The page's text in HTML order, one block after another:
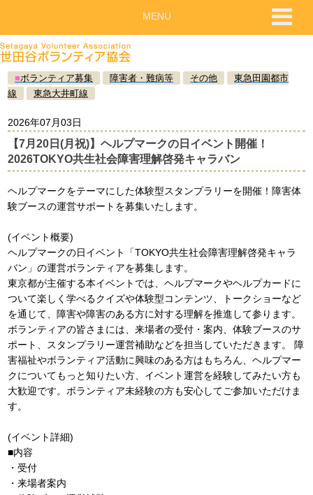
■ボランティア募集 障害者・難病等 その他
東急田園都市
線
東急大井町線
2026年07月03日
【7月20日(月祝)】ヘルプマークの日イベント開催！
2026TOKYO共生社会障害理解啓発キャラバン
ヘルプマークをテーマにした体験型スタンプラリーを開催！障害体
験ブースの運営サポートを募集いたします。
(イベント概要)
ヘルプマークの日イベント「TOKYO共生社会障害理解啓発キャラ
バン」の運営ボランティアを募集します。
東京都が主催する本イベントでは、ヘルプマークやヘルプカードに
ついて楽しく学べるクイズや体験型コンテンツ、トークショーなど
を通じて、障害や障害のある方に対する理解を推進して参ります。
ボランティアの皆さまには、来場者の受付・案内、体験ブースのサ
ポート、スタンプラリー運営補助などを担当していただきます。 障
害福祉やボランティア活動に興味のある方はもちろん、ヘルプマー
クについてもっと知りたい方、イベント運営を経験してみたい方も
大歓迎です。ボランティア未経験の方も安心してご参加いただけま
す。
(イベント詳細)
■内容
・受付
・来場者案内
MENU